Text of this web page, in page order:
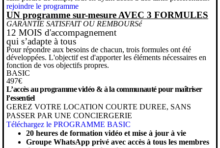
rejoindre le programme
UN programme sur-mesure AVEC 3 FORMULES
GARANTIE SATISFAIT OU REMBOURSé
12 MOIS d'accompagnement
qui s’adapte à tous
Pour répondre aux besoins de chacun, trois formules ont été
développées. L'objectif est d'apporter les éléments nécessaires en
fonction de vos objectifs propres.
BASIC
497€
L’accès au programme vidéo & à la communautépour maîtriser
l’essentiel
GEREZ VOTRE LOCATION COURTE DUREE, SANS
PASSER PAR UNE CONCIERGERIE
Téléchargez le PROGRAMME BASIC
20 heures de formation vidéo et mise à jour à vie
Groupe WhatsApp privé avec accès à tous les membres